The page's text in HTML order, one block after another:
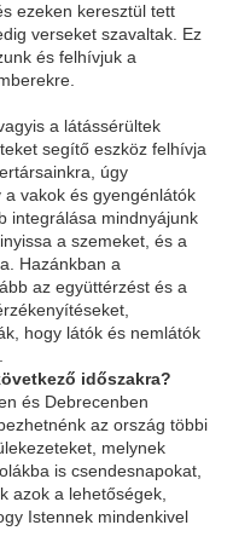
ezeken keresztül tett
verseket szavaltak. Ez
és felhívjuk a
a látássérültek
segítő eszköz felhívja
úgy
vakok és gyengénlátók
integrálása mindnyájunk
a szemeket, és a
Hazánkban a
az együttérzést és a
hogy látók és nemlátók
időszakra?
és Debrecenben
az ország többi
melynek
is csendesnapokat,
azok a lehetőségek,
Istennek mindenkivel